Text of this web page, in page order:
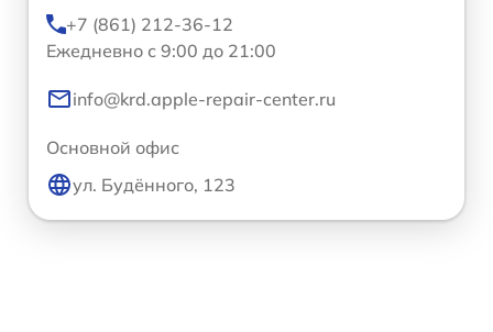
+7 (861) 212-36-12
Ежедневно с 9:00 до 21:00
info@krd.apple-repair-center.ru
Основной офис
ул. Будённого, 123